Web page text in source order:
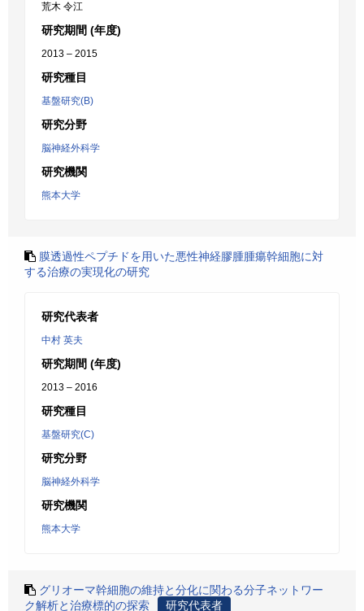
荒木 令江
研究期間 (年度)
2013 – 2015
研究種目
基盤研究(B)
研究分野
脳神経外科学
研究機関
熊本大学
膜透過性ペプチドを用いた悪性神経膠腫腫瘍幹細胞に対
する治療の実現化の研究
研究代表者
中村 英夫
研究期間 (年度)
2013 – 2016
研究種目
基盤研究(C)
研究分野
脳神経外科学
研究機関
熊本大学
グリオーマ幹細胞の維持と分化に関わる分子ネットワー
ク解析と治療標的の探索
研究代表者